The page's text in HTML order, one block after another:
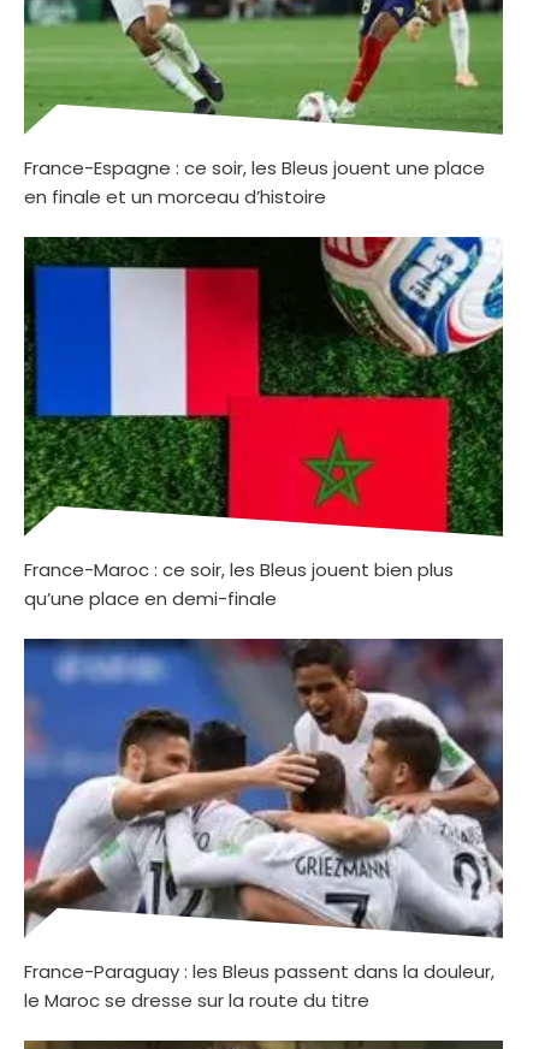
France-Espagne : ce soir, les Bleus jouent une place
en finale et un morceau d’histoire
France-Maroc : ce soir, les Bleus jouent bien plus
qu’une place en demi-finale
France-Paraguay : les Bleus passent dans la douleur,
le Maroc se dresse sur la route du titre